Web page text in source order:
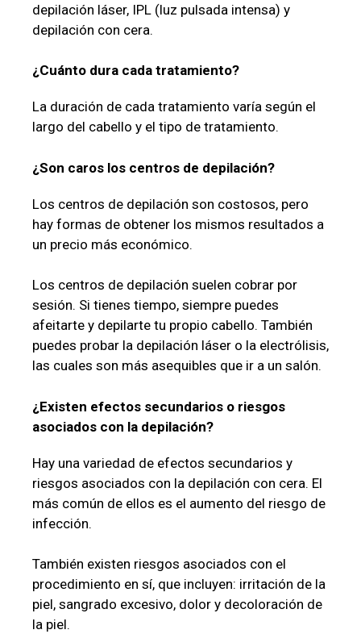
depilación láser, IPL (luz pulsada intensa) y
depilación con cera.
¿Cuánto dura cada tratamiento?
La duración de cada tratamiento varía según el
largo del cabello y el tipo de tratamiento.
¿Son caros los centros de depilación?
Los centros de depilación son costosos, pero
hay formas de obtener los mismos resultados a
un precio más económico.
Los centros de depilación suelen cobrar por
sesión. Si tienes tiempo, siempre puedes
afeitarte y depilarte tu propio cabello. También
puedes probar la depilación láser o la electrólisis,
las cuales son más asequibles que ir a un salón.
¿Existen efectos secundarios o riesgos
asociados con la depilación?
Hay una variedad de efectos secundarios y
riesgos asociados con la depilación con cera. El
más común de ellos es el aumento del riesgo de
infección.
También existen riesgos asociados con el
procedimiento en sí, que incluyen: irritación de la
piel, sangrado excesivo, dolor y decoloración de
la piel.